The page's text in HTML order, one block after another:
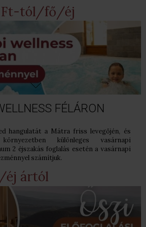
Ft-tól/fő/éj
FÉLÁRON
hangulatát a Mátra friss levegőjén, és
különleges vasárnapi
2 éjszakás foglalás esetén a vasárnapi
számítjuk.
éj ártól